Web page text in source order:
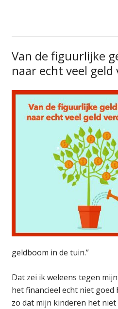
Van de figuurlijke
naar echt veel geld
geldboom in de tuin.”
Dat zei ik weleens tegen
het financieel echt niet goed
zo dat mijn kinderen het